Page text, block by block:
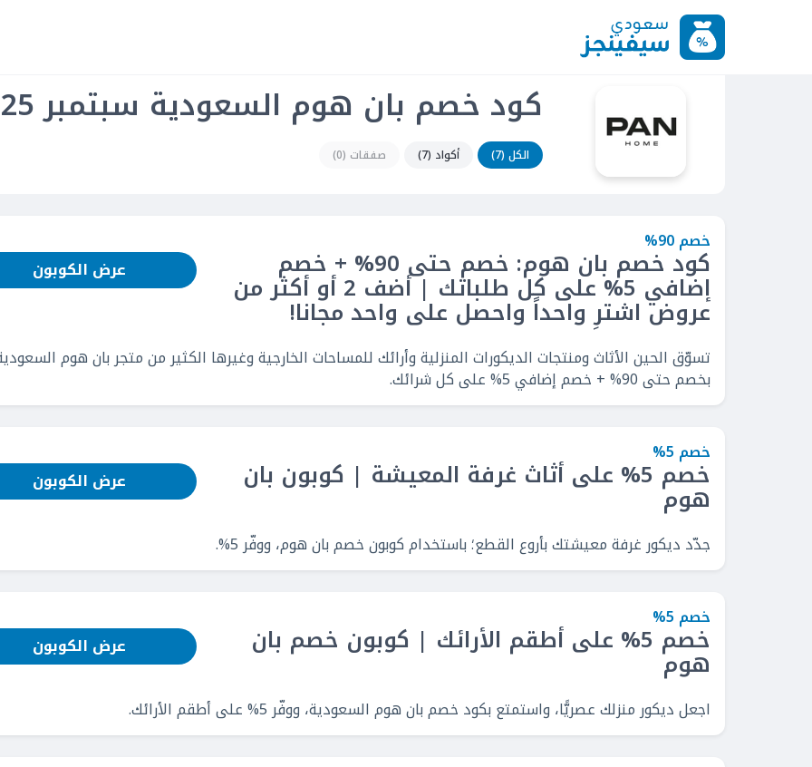
كود خصم بان هوم السعودية سبتمبر 2025
الكل (7) أكواد (7) صفقات (0)
خصم 90%
كود خصم بان هوم: خصم حتى 90% + خصم
إضافي 5% على كل طلباتك | أضف 2 أو أكثر من
عروض اشترِ واحداً واحصل على واحد مجانا!
عرض الكوبون
تسوّق الحين الأثاث ومنتجات الديكورات المنزلية وأرائك للمساحات الخارجية وغيرها الكثير من متجر بان هوم
بخصم حتى 90% + خصم إضافي 5% على كل شرائك.
خصم 5%
خصم 5% على أثاث غرفة المعيشة | كوبون بان
هوم عرض الكوبون
جدّد ديكور غرفة معيشتك بأروع القطع؛ باستخدام كوبون خصم بان هوم، ووفّر 5%.
خصم 5%
خصم 5% على أطقم الأرائك | كوبون خصم بان
هوم عرض الكوبون
اجعل ديكور منزلك عصريًّا، واستمتع بكود خصم بان هوم السعودية، ووفّر 5% على أطقم الأرائك.